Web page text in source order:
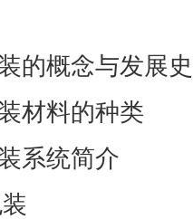
的概念与发展史
材料的种类
系统简介